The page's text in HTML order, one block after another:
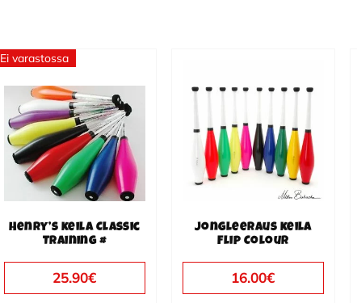
Ei varastossa
Henry’s keila Classic
Training #
25.90€
Jongleeraus keila
Flip Colour
16.00€